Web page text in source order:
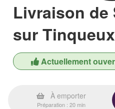
Livraison de
sur
Actuellement
À emporter
Préparation : 20 min